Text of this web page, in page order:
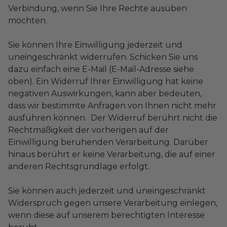
Verbindung, wenn Sie Ihre Rechte ausüben
möchten.
Sie können Ihre Einwilligung jederzeit und
uneingeschränkt widerrufen. Schicken Sie uns
dazu einfach eine E-Mail (E-Mail-Adresse siehe
oben). Ein Widerruf Ihrer Einwilligung hat keine
negativen Auswirkungen, kann aber bedeuten,
dass wir bestimmte Anfragen von Ihnen nicht mehr
ausführen können. Der Widerruf berührt nicht die
Rechtmäßigkeit der vorherigen auf der
Einwilligung beruhenden Verarbeitung. Darüber
hinaus berührt er keine Verarbeitung, die auf einer
anderen Rechtsgrundlage erfolgt.
Sie können auch jederzeit und uneingeschränkt
Widerspruch gegen unsere Verarbeitung einlegen,
wenn diese auf unserem berechtigten Interesse